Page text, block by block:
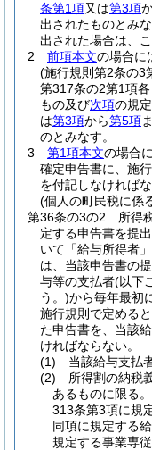
条第1項又は第3項
出されたものとみな
出された場合は、
2
前項本文の場合に
(施行規則第2条の3
第317条の2第1項
もの及び次項の規
は第3項から第5項
のとみなす。
3
第1項本文の場合
確定申告書に、施
を付記しなければな
(個人の町民税に係
第36条の3の2
所得
定する申告書を提
いて「給与所得者
は、当該申告書の
与等の支払者(以下
う。)から毎年最初
施行規則で定める
た申告書を、当該
ければならない。
(1)
当該給与支払
(2)
所得割の納税
あるものに限る
313条第3項に規
同項に規定する
規定する事業専